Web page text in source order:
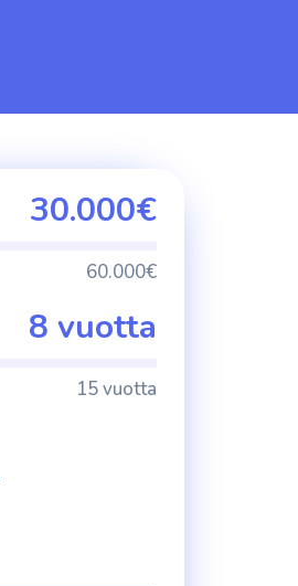
30.000€
60.000€
8 vuotta
15 vuotta